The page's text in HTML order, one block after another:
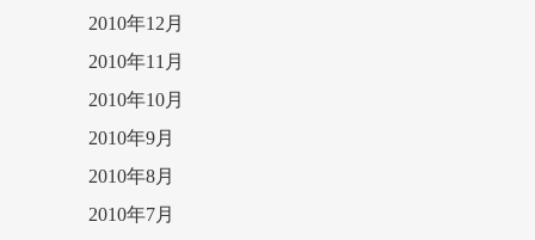
2010年12月
2010年11月
2010年10月
2010年9月
2010年8月
2010年7月